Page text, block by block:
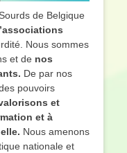
de Belgique
Nous sommes
et de nos
De par nos
pouvoirs
et
et à
Nous amenons
nationale et